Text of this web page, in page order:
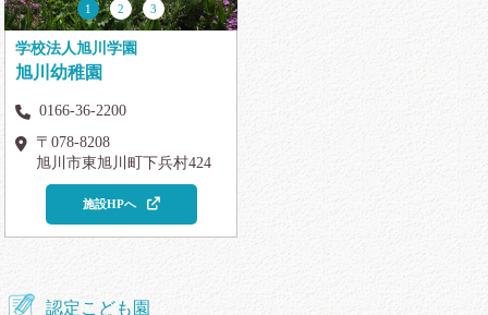
1 2 3
学校法人旭川学園
旭川幼稚園
0166-36-2200
〒078-8208
旭川市東旭川町下兵村424
施設HPへ
認定こども園